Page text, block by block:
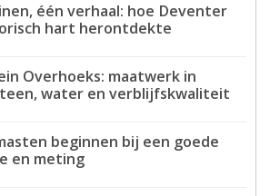
één verhaal: hoe Deventer
hart herontdekte
Overhoeks: maatwerk in
water en verblijfskwaliteit
beginnen bij een goede
en meting